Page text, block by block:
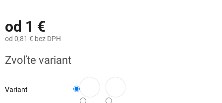
od 1 €
od 0,81 € bez DPH
cena:
Zvoľte variant
Variant